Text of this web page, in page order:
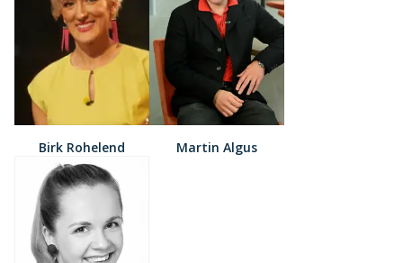
Birk Rohelend Martin Algus